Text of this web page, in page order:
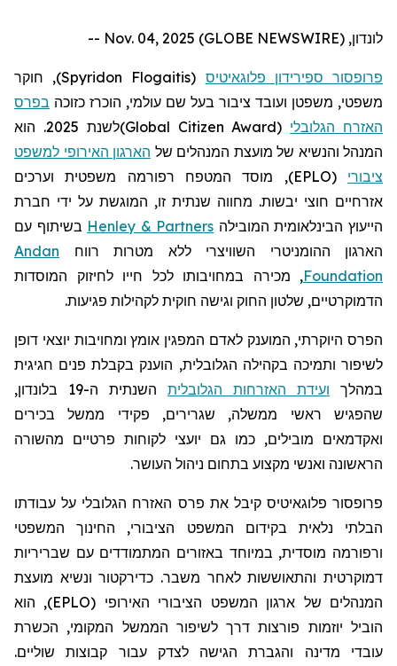
לונדון, Nov. 04, 2025 (GLOBE NEWSWIRE) --
פרופסור ספירידון פלוגאיטיס (
Spyridon Flogaitis
), חוקר
משפטי, משפטן ועובד ציבור בעל שם עולמי, הוכרז כזוכה בפרס
האזרח הגלובלי (
Global Citizen Award
)
לשנת 2025. הוא
המנהל והנשיא של מועצת המנהלים של הארגון האירופי למשפט
ציבורי
(EPLO), מוסד המטפח רפורמה משפטית וערכים
אזרחיים חוצי יבשות. מחווה שנתית זו, המוגשת על ידי חברת
הייעוץ הבינלאומית המובילה Henley & Partners בשיתוף עם
הארגון ההומניטרי השוויצרי ללא מטרות רווח Andan
Foundation, מכירה במחויבותו לכל חייו לחיזוק המוסדות
הדמוקרטיים, שלטון החוק וגישה חוקית לקהילות פגיעות.
הפרס היוקרתי, המוענק לאדם המפגין אומץ ומחויבות יוצאי דופן
לשיפור ותמיכה בקהילה הגלובלית, הוענק בקבלת פנים חגיגית
במהלך ועידת האזרחות הגלובלית
השנתית ה-19 בלונדון,
שהפגיש ראשי ממשלה, שגרירים, פקידי ממשל בכירים
ואקדמאים מובילים, כמו גם יועצי לקוחות פרטיים מהשורה
הראשונה ואנשי מקצוע בתחום ניהול העושר.
פרופסור פלוגאיטיס קיבל את פרס האזרח הגלובלי על עבודתו
הבלתי נלאית בקידום המשפט הציבורי, החינוך המשפטי
ורפורמה מוסדית, במיוחד באזורים המתמודדים עם שבריריות
דמוקרטית והתאוששות לאחר משבר. כדירקטור ונשיא מועצת
המנהלים של ארגון המשפט הציבורי האירופי (EPLO), הוא
הוביל יוזמות פורצות דרך לשיפור הממשל המקומי, הכשרת
עובדי מדינה והגברת הגישה לצדק עבור קבוצות שוליים.